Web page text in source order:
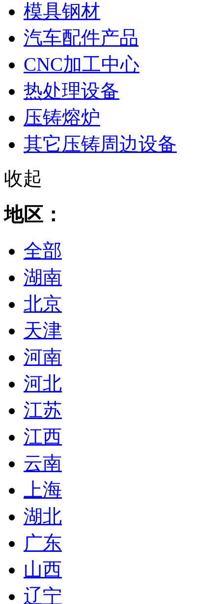
模具钢材
汽车配件产品
CNC加工中心
热处理设备
压铸熔炉
其它压铸周边设备
收起
地区：
全部
湖南
北京
天津
河南
河北
江苏
江西
云南
上海
湖北
广东
山西
辽宁